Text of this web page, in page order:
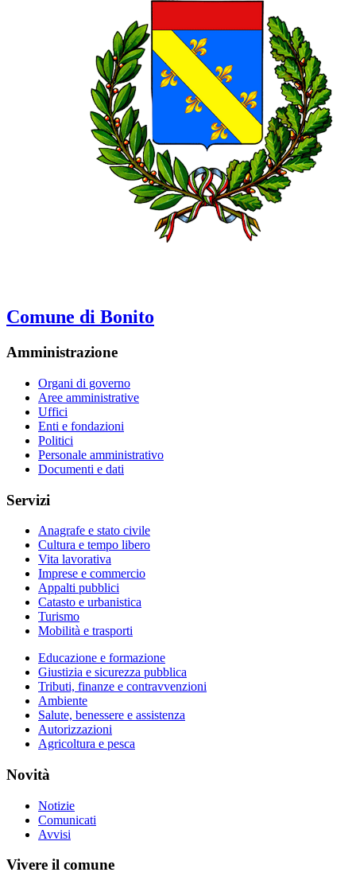
Comune di Bonito
Amministrazione
Organi di governo
Aree amministrative
Uffici
Enti e fondazioni
Politici
Personale amministrativo
Documenti e dati
Servizi
Anagrafe e stato civile
Cultura e tempo libero
Vita lavorativa
Imprese e commercio
Appalti pubblici
Catasto e urbanistica
Turismo
Mobilità e trasporti
Educazione e formazione
Giustizia e sicurezza pubblica
Tributi, finanze e contravvenzioni
Ambiente
Salute, benessere e assistenza
Autorizzazioni
Agricoltura e pesca
Novità
Notizie
Comunicati
Avvisi
Vivere il comune